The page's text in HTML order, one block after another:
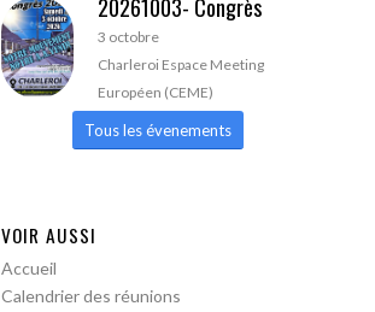
20261003- Congrès
3 octobre
Charleroi Espace Meeting
Européen (CEME)
Tous les évenements
VOIR AUSSI
Accueil
Calendrier des réunions